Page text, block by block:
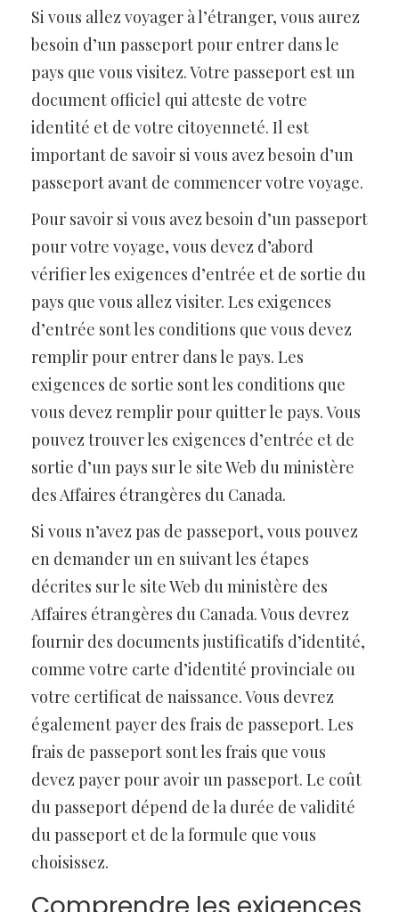
Si vous allez voyager à l’étranger, vous aurez
besoin d’un passeport pour entrer dans le
pays que vous visitez. Votre passeport est un
document officiel qui atteste de votre
identité et de votre citoyenneté. Il est
important de savoir si vous avez besoin d’un
passeport avant de commencer votre voyage.
Pour savoir si vous avez besoin d’un passeport
pour votre voyage, vous devez d’abord
vérifier les exigences d’entrée et de sortie du
pays que vous allez visiter. Les exigences
d’entrée sont les conditions que vous devez
remplir pour entrer dans le pays. Les
exigences de sortie sont les conditions que
vous devez remplir pour quitter le pays. Vous
pouvez trouver les exigences d’entrée et de
sortie d’un pays sur le site Web du ministère
des Affaires étrangères du Canada.
Si vous n’avez pas de passeport, vous pouvez
en demander un en suivant les étapes
décrites sur le site Web du ministère des
Affaires étrangères du Canada. Vous devrez
fournir des documents justificatifs d’identité,
comme votre carte d’identité provinciale ou
votre certificat de naissance. Vous devrez
également payer des frais de passeport. Les
frais de passeport sont les frais que vous
devez payer pour avoir un passeport. Le coût
du passeport dépend de la durée de validité
du passeport et de la formule que vous
choisissez.